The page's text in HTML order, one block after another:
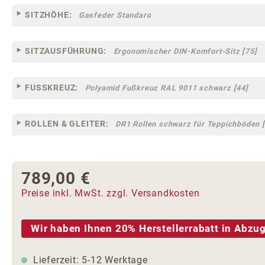
SITZHÖHE: Gasfeder Standard
SITZAUSFÜHRUNG: Ergonomischer DIN-Komfort-Sitz [75]
FUSSKREUZ: Polyamid Fußkreuz RAL 9011 schwarz [44]
ROLLEN & GLEITER: DR1 Rollen schwarz für Teppichböden
Regulärer Preis:
789,00 €
Preise inkl. MwSt. zzgl. Versandkosten
Wir haben Ihnen 20% Herstellerrabatt in
Lieferzeit: 5-12 Werktage